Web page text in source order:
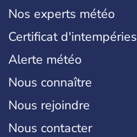
Nos experts météo
Certificat d'intempéries
Alerte météo
Nous connaître
Nous rejoindre
Nous contacter